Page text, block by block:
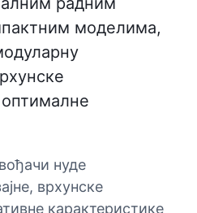
моделима,
нуде
врхунске
карактеристике